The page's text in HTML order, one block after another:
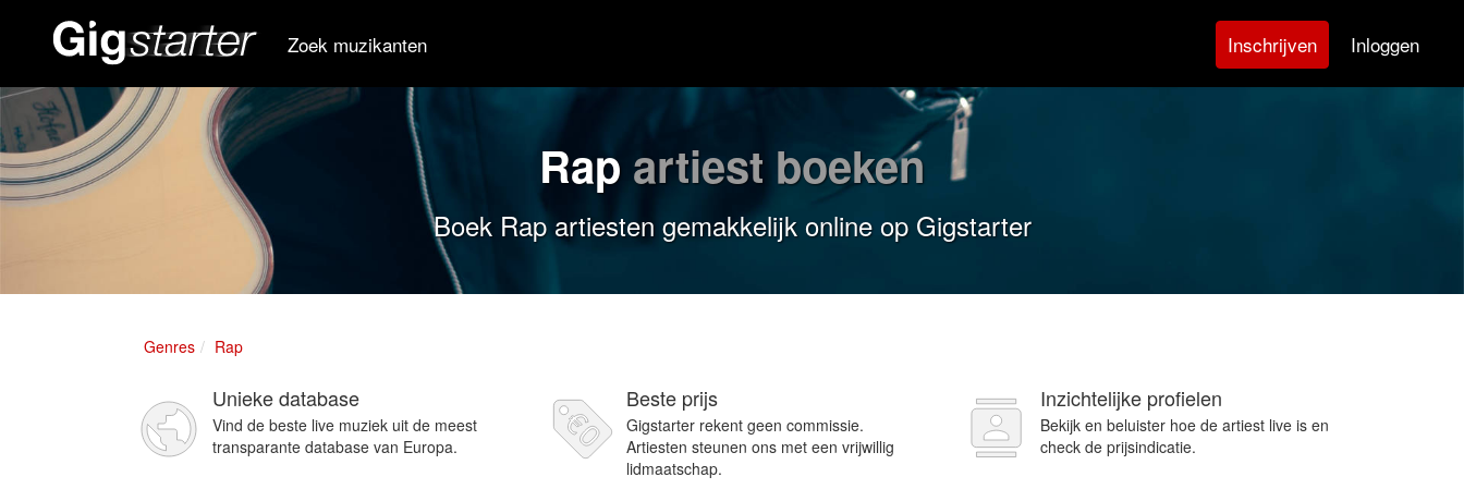
Zoek muzikanten Inschrijven Inloggen
Rap artiest boeken
Boek Rap artiesten gemakkelijk online op Gigstarter
Genres Rap
Unieke database
Vind de beste live muziek uit de meest
transparante database van Europa.
Beste prijs
Gigstarter rekent geen commissie.
Artiesten steunen ons met een vrijwillig
lidmaatschap.
Inzichtelijke profielen
Bekijk en beluister hoe de artiest live is en
check de prijsindicatie.